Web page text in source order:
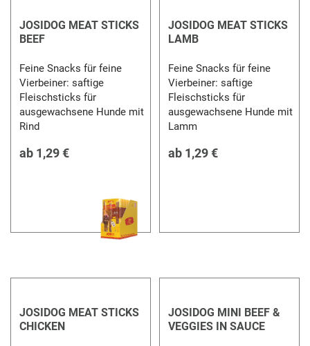
JOSIDOG MEAT STICKS
BEEF
Feine Snacks für feine
Vierbeiner: saftige
Fleischsticks für
ausgewachsene Hunde mit
Rind
ab 1,29 €
JOSIDOG MEAT STICKS
LAMB
Feine Snacks für feine
Vierbeiner: saftige
Fleischsticks für
ausgewachsene Hunde mit
Lamm
ab 1,29 €
JOSIDOG MEAT STICKS
CHICKEN
JOSIDOG MINI BEEF &
VEGGIES IN SAUCE